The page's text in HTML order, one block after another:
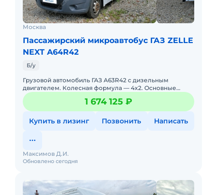
Москва
Пассажирский микроавтобус ГАЗ ZELLE
NEXT A64R42
Б/у
Грузовой автомобиль ГАЗ A63R42 с дизельным
двигателем. Колесная формула — 4x2. Основные
характеристики:Тип техники: грузовой
автомобильМарка: ГАЗМодель:
1 674 125 ₽
Купить в лизинг Позвонить Написать
Обновлено сегодня
Максимов Д.И.